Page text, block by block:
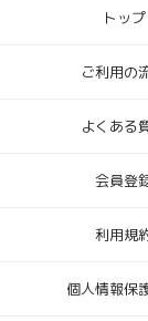
トップ
ご利用の
よくある
会員登
利用規
個人情報保